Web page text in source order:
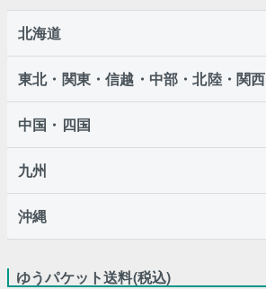
北海道
東北・関東・信越・中部・北陸・関西
中国・四国
九州
沖縄
ゆうパケット送料(税込)